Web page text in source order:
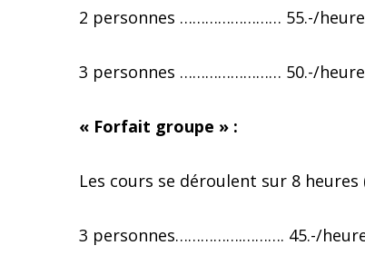
2 personnes …………………… 55.-/
3 personnes …………………… 50.-/
« Forfait groupe » :
Les cours se déroulent sur 8 heures
3 personnes…………….………. 45.-/